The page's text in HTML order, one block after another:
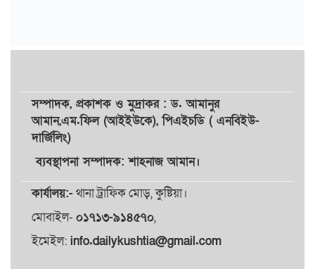
সম্পাদক, প্রকাশকওমুদ্রাকর: ড. আমানুর
আমান,এম.ফিল (আইইউকে), পিএইচডি ( এনবিইউ-
দার্জিলিং)
ব্যবস্থাপনা সম্পাদক: শাহনাজ আমান।
কার্যালয়:-থানা ট্রাফিক মোড়, কুষ্টিয়া।
মোবাইল- ০১৭১৩-৯১৪৫৭০,
ইমেইল: info.dailykushtia@gmail.com